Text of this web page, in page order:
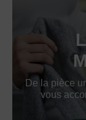
De la pièce
vous